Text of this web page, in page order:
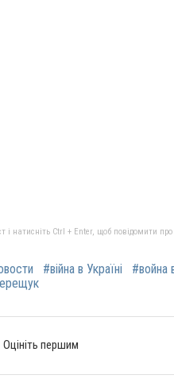
і натисніть Ctrl + Enter, щоб повідомити
#війна в Україні #война
Оцініть першим